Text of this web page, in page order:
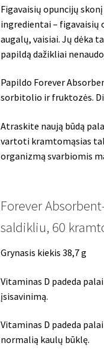
Figavaisių opuncijų
ingredientai – figavaisių
augalų, vaisiai. Jų dėka
papildą dažikliai
Papildo Forever
sorbitolio ir fruktozės.
Atraskite naują būdą
vartoti kramtomąsias
organizmą svarbiomis
Forever
saldikliu, 60
Grynasis kiekis 38,7 g
Vitaminas D padeda
įsisavinimą.
Vitaminas D padeda
normalią kaulų būklę.